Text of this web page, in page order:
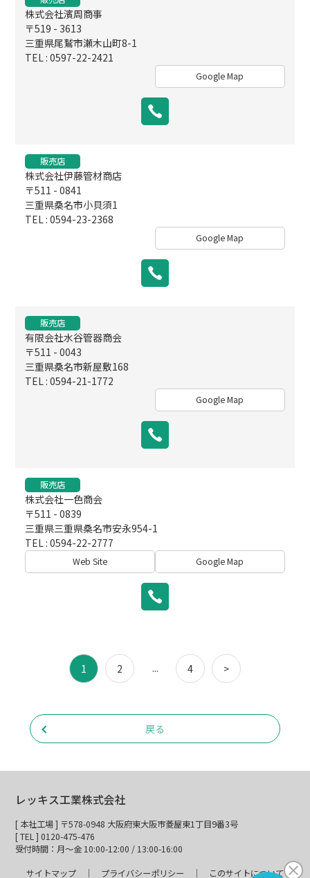
株式会社濱周商事
〒519 - 3613
三重県尾鷲市瀬木山町8-1
TEL : 0597-22-2421
Google Map
販売店
株式会社伊藤管材商店
〒511 - 0841
三重県桑名市小貝須1
TEL : 0594-23-2368
Google Map
販売店
有限会社水谷管器商会
〒511 - 0043
三重県桑名市新屋敷168
TEL : 0594-21-1772
Google Map
販売店
株式会社一色商会
〒511 - 0839
三重県三重県桑名市安永954-1
TEL : 0594-22-2777
Web Site Google Map
1 2 ... 4 >
戻る
レッキス工業株式会社
[ 本社工場 ] 〒578-0948 大阪府東大阪市菱屋東1丁目9番3号
[ TEL ] 0120-475-476
受付時間：月～金 10:00-12:00 / 13:00-16:00
サイトマップ
プライバシーポリシー このサイトについて